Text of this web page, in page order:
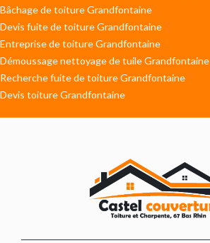
Bâchage de toiture Grandfontaine
Devis fuite de toiture Grandfontaine
Entreprise de toiture Grandfontaine
Démoussage nettoyage de tuile Grandfontaine
Recherche fuite de toiture Grandfontaine
Devis toiture Grandfontaine